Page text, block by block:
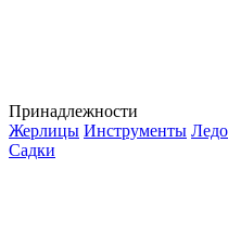
Принадлежности
Жерлицы Инструменты
Садки